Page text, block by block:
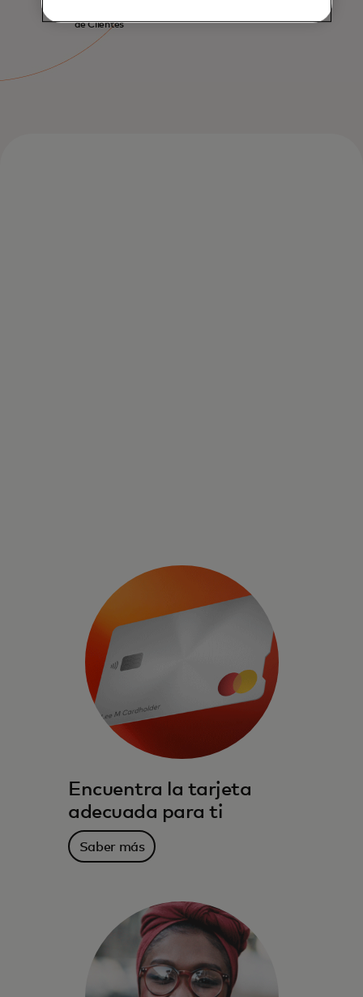
de Clientes
Los beneficios, servicios, recompensas y el
poder adquisitivo que te acompañan
Encuentra la tarjeta
adecuada para ti
Saber más